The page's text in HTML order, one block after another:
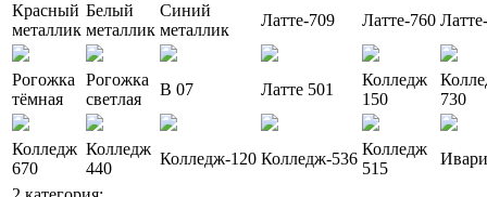
Красный
металлик
Белый
металлик
Синий
металлик
Латте-709 Латте-760
Рогожка
тёмная
Рогожка
светлая
В 07 Латте 501
Колледж
150
730
Колледж
670
Колледж
440
Колледж-120 Колледж-536
Колледж
515
Ивари